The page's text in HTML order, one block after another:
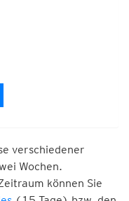
verschiedener
Wochen.
können Sie